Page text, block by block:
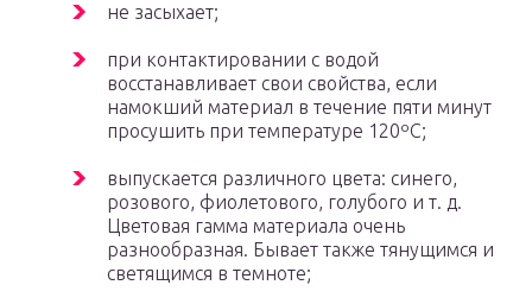
не засыхает;
при контактировании с водой
восстанавливает свои свойства, если
намокший материал в течение пяти минут
просушить при температуре 120ºС;
выпускается различного цвета: синего,
розового, фиолетового, голубого и т. д.
Цветовая гамма материала очень
разнообразная. Бывает также тянущимся и
светящимся в темноте;